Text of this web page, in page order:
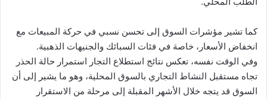
كما تشير مؤشرات السوق إلى تحسن نسبي في حركة المبيعات مع
انخفاض الأسعار، خاصة في فئات السبائك والجنيهات الذهبية.
وفي الوقت نفسه، تعكس نتائج استطلاع التجار استمرار حالة الحذر
تجاه مستقبل النشاط التجاري بالسوق المحلية، وهو ما يشير إلى أن
السوق قد يتجه خلال الأشهر المقبلة إلى مرحلة من الاستقرار